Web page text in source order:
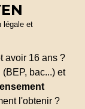
légale et
avoir 16 ans ?
bac...) et
l'obtenir ?